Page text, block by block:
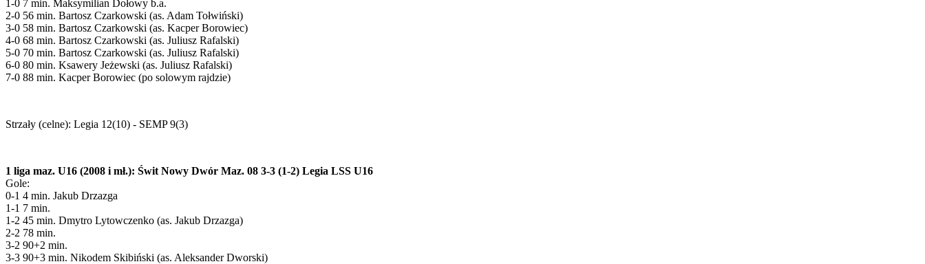
1-0 7 min. Maksymilian Dołowy b.a.
2-0 56 min. Bartosz Czarkowski (as. Adam Tołwiński)
3-0 58 min. Bartosz Czarkowski (as. Kacper Borowiec)
4-0 68 min. Bartosz Czarkowski (as. Juliusz Rafalski)
5-0 70 min. Bartosz Czarkowski (as. Juliusz Rafalski)
6-0 80 min. Ksawery Jeżewski (as. Juliusz Rafalski)
7-0 88 min. Kacper Borowiec (po solowym rajdzie)
Strzały (celne): Legia 12(10) - SEMP 9(3)
1 liga maz. U16 (2008 i mł.): Świt Nowy Dwór Maz. 08 3-3 (1-2) Legia LSS U16
Gole:
0-1 4 min. Jakub Drzazga
1-1 7 min.
1-2 45 min. Dmytro Lytowczenko (as. Jakub Drzazga)
2-2 78 min.
3-2 90+2 min.
3-3 90+3 min. Nikodem Skibiński (as. Aleksander Dworski)